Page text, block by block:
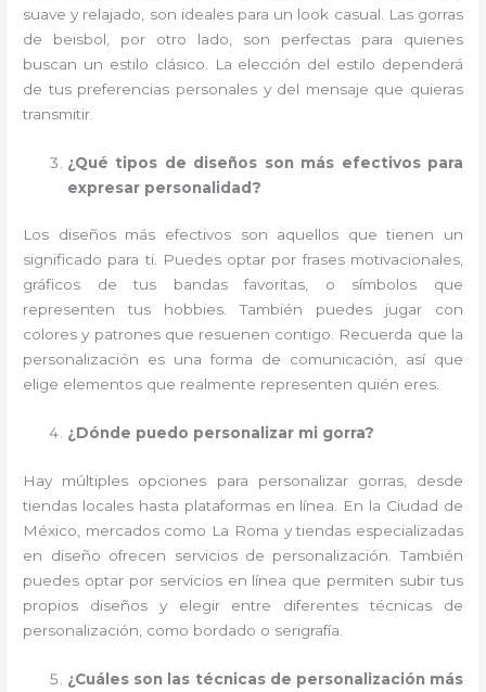
suave y relajado, son ideales para un look casual. Las gorras
de beisbol, por otro lado, son perfectas para quienes
buscan un estilo clásico. La elección del estilo dependerá
de tus preferencias personales y del mensaje que quieras
transmitir.
¿Qué tipos de diseños son más efectivos para
expresar personalidad?
Los diseños más efectivos son aquellos que tienen un
significado para ti. Puedes optar por frases motivacionales,
gráficos de tus bandas favoritas, o símbolos que
representen tus hobbies. También puedes jugar con
colores y patrones que resuenen contigo. Recuerda que la
personalización es una forma de comunicación, así que
elige elementos que realmente representen quién eres.
¿Dónde puedo personalizar mi gorra?
Hay múltiples opciones para personalizar gorras, desde
tiendas locales hasta plataformas en línea. En la Ciudad de
México, mercados como La Roma y tiendas especializadas
en diseño ofrecen servicios de personalización. También
puedes optar por servicios en línea que permiten subir tus
propios diseños y elegir entre diferentes técnicas de
personalización, como bordado o serigrafía.
¿Cuáles son las técnicas de personalización más